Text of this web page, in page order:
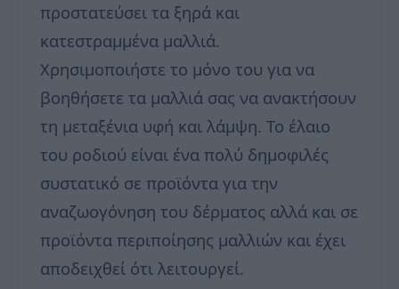
προστατεύσει τα ξηρά και
κατεστραμμένα μαλλιά.
Χρησιμοποιήστε το μόνο του για να
βοηθήσετε τα μαλλιά σας να ανακτήσουν
τη μεταξένια υφή και λάμψη. Το έλαιο
του ροδιού είναι ένα πολύ δημοφιλές
συστατικό σε προϊόντα για την
αναζωογόνηση του δέρματος αλλά και σε
προϊόντα περιποίησης μαλλιών και έχει
αποδειχθεί ότι λειτουργεί.